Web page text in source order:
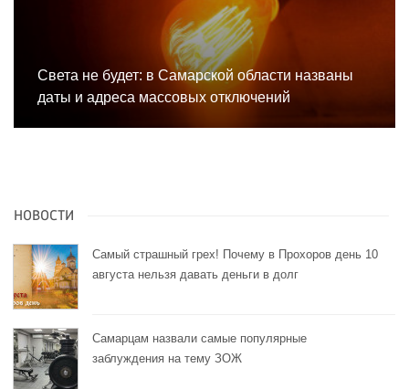
Света не будет: в Самарской области названы
даты и адреса массовых отключений
НОВОСТИ
Самый страшный грех! Почему в Прохоров день 10
августа нельзя давать деньги в долг
Самарцам назвали самые популярные
заблуждения на тему ЗОЖ